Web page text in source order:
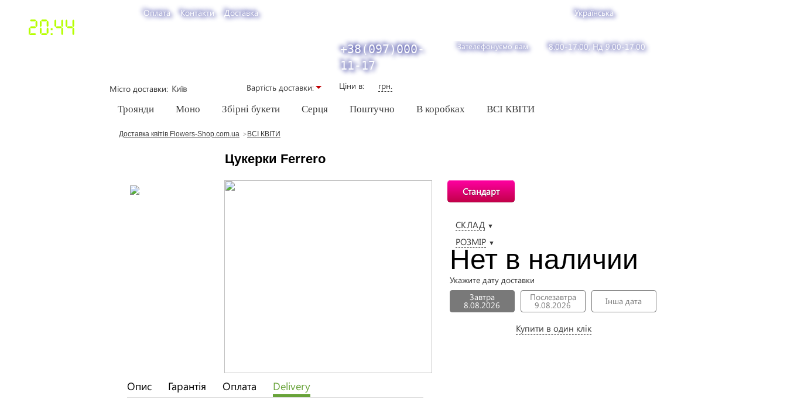
20:44
Оплата Контакти Доставка Українська
+38(097)000-
11-17
Зателефонуємо вам 8:00-17:00, Нд 9:00-17:00
Місто доставки Вартiсть доставки: Ціни в: грн.
Троянди Моно Збірні букети Серця Поштучно В коробках ВСІ КВІТИ
Доставка квітів Flowers-Shop.com.ua ВСІ КВІТИ
Цукерки Ferrero
Опис Гарантія Оплата Delivery
Стандарт
СКЛАД ▼
РОЗМІР ▼
Нет в наличии
Укажите дату доставки
Завтра
8.08.2026
Послезавтра
9.08.2026 Інша дата
Купити в один клік